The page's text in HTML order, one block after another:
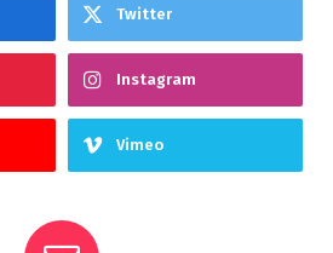
Twitter
Instagram
Vimeo